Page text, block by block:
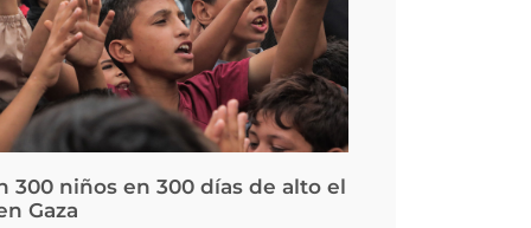
300 niños en 300 días de alto el
Gaza